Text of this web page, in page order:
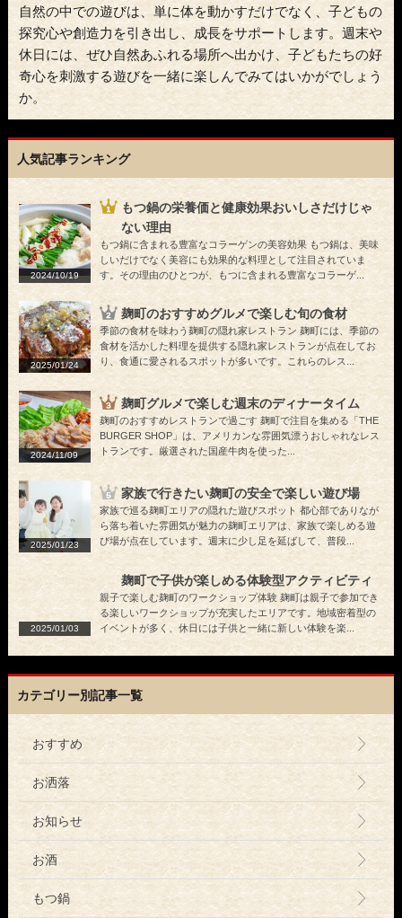
自然の中での遊びは、単に体を動かすだけでなく、子どもの
探究心や創造力を引き出し、成長をサポートします。週末や
休日には、ぜひ自然あふれる場所へ出かけ、子どもたちの好
奇心を刺激する遊びを一緒に楽しんでみてはいかがでしょう
か。
人気記事ランキング
2024/10/19
もつ鍋の栄養価と健康効果おいしさだけじゃ
ない理由
もつ鍋に含まれる豊富なコラーゲンの美容効果 もつ鍋は、美味
しいだけでなく美容にも効果的な料理として注目されていま
す。その理由のひとつが、もつに含まれる豊富なコラーゲ...
2025/01/24
麹町のおすすめグルメで楽しむ旬の食材
季節の食材を味わう麹町の隠れ家レストラン 麹町には、季節の
食材を活かした料理を提供する隠れ家レストランが点在してお
り、食通に愛されるスポットが多いです。これらのレス...
2024/11/09
麹町グルメで楽しむ週末のディナータイム
麹町のおすすめレストランで過ごす 麹町で注目を集める「THE
BURGER SHOP」は、アメリカンな雰囲気漂うおしゃれなレス
トランです。厳選された国産牛肉を使った...
2025/01/23
家族で行きたい麹町の安全で楽しい遊び場
家族で巡る麹町エリアの隠れた遊びスポット 都心部でありなが
ら落ち着いた雰囲気が魅力の麹町エリアは、家族で楽しめる遊
び場が点在しています。週末に少し足を延ばして、普段...
2025/01/03
麹町で子供が楽しめる体験型アクティビティ
親子で楽しむ麹町のワークショップ体験 麹町は親子で参加でき
る楽しいワークショップが充実したエリアです。地域密着型の
イベントが多く、休日には子供と一緒に新しい体験を楽...
カテゴリー別記事一覧
おすすめ
お洒落
お知らせ
お酒
もつ鍋